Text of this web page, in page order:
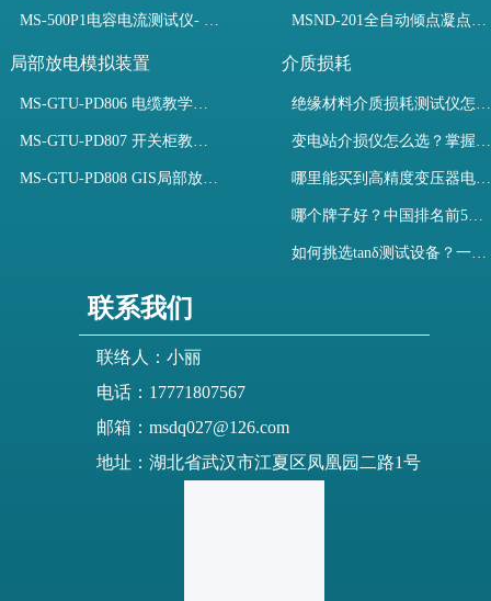
MS-500P1电容电流测试仪- 支持3PT、4PT、1PT MSND-201全自动倾点凝点测试仪
局部放电模拟装置
MS-GTU-PD806 电缆教学用局部放电模拟装置
MS-GTU-PD807 开关柜教学用局部放电模拟装置
MS-GTU-PD808 GIS局部放电模拟系统
介质损耗
绝缘材料介质损耗测试仪怎么选？看木森电气B端定制如何升级测试效率
变电站介损仪怎么选？掌握采购要点-木森电气
哪里能买到高精度变压器电容量及介损测试仪？快速解决选型难题
哪个牌子好？中国排名前5介质损耗测试仪选型对比快速解决测量难题
如何挑选tanδ测试设备？一文掌握高压介质损耗测试仪采购核心
联系我们
联络人：小丽
电话：17771807567
邮箱：msdq027@126.com
地址：湖北省武汉市江夏区凤凰园二路1号